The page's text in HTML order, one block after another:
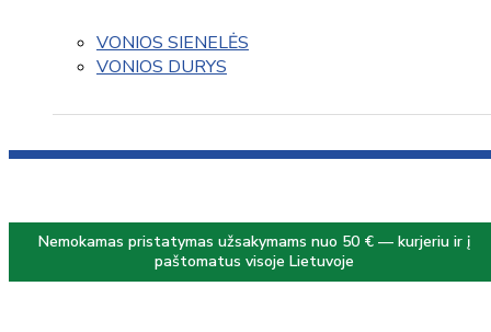
VONIOS SIENELĖS
VONIOS DURYS
Nemokamas pristatymas užsakymams nuo 50 € — kurjeriu ir į
paštomatus visoje Lietuvoje